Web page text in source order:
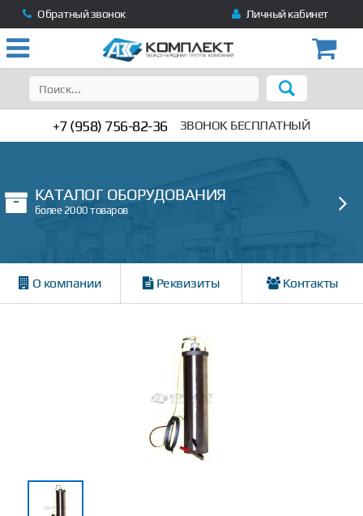
Обратный звонок Личный кабинет
+7 (958) 756-82-36 ЗВОНОК БЕСПЛАТНЫЙ
КАТАЛОГ ОБОРУДОВАНИЯ
более 2000 товаров
О компании Реквизиты Контакты